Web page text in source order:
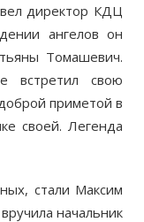
директор КДЦ
ангелов он
Томашевич.
встретил свою
приметой в
своей. Легенда
стали Максим
начальник